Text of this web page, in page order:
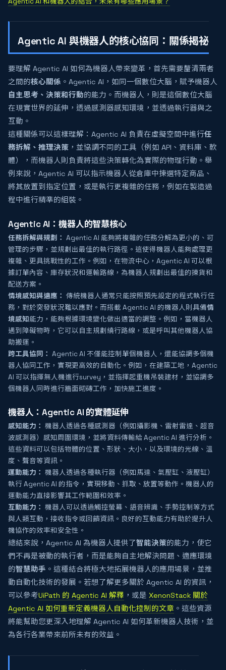
Agentic AI 與機器人的核心協同：關係揭祕
要理解 Agentic AI 如何為機器人帶來變革，首先需要釐清兩者
之間的核心關係 。Agentic AI，如同一個數位大腦，賦予機器人
自主思考、決策和行動的能力。而機器人，則是這個數位大腦
在現實世界的延伸，透過感測器感知環境，並透過執行器與之
互動。
這種關係可以這樣理解：Agentic AI 負責在虛擬空間中進行任
務拆解、推理決策 ，並協調不同的工具（例如 API、資料庫、軟
體），而機器人則負責將這些決策轉化為實際的物理行動。舉
例來說，Agentic AI 可以指示機器人從倉庫中揀選特定商品、
將其放置到指定位置，或是執行更複雜的任務，例如在製造過
程中進行精準的組裝。
Agentic AI：機器人的智慧核心
任務拆解與規劃： Agentic AI 能夠將複雜的任務分解為更小的、可
管理的步驟，並規劃出最佳的執行路徑。這使得機器人能夠處理更
複雜、更具挑戰性的工作。例如，在物流中心，Agentic AI 可以根
據訂單內容、庫存狀況和運輸路線，為機器人規劃出最佳的揀貨和
配送方案。
情境感知與適應： 傳統機器人通常只能按照預先設定的程式執行任
務，對於突發狀況難以應對。而搭載 Agentic AI 的機器人則具備情
境感知能力，能夠根據環境變化做出適當的調整。例如，當機器人
遇到障礙物時，它可以自主規劃繞行路線，或是呼叫其他機器人協
助搬運。
跨工具協同： Agentic AI 不僅能控制單個機器人，還能協調多個機
器人協同工作，實現更高效的自動化。例如，在建築工地，Agentic
AI 可以指揮無人機進行survey，並指揮起重機吊裝建材，並協調多
個機器人同時進行牆面砌磚工作，加快施工進度。
機器人：Agentic AI 的實體延伸
感知能力： 機器人透過各種感測器（例如攝影機、雷射雷達、超音
波感測器）感知周圍環境，並將資料傳輸給 Agentic AI 進行分析。
這些資料可以包括物體的位置、形狀、大小，以及環境的光線、溫
度、聲音等資訊。
運動能力： 機器人透過各種執行器（例如馬達、氣壓缸、液壓缸）
執行 Agentic AI 的指令，實現移動、抓取、放置等動作。機器人的
運動能力直接影響其工作範圍和效率。
互動能力： 機器人可以透過觸控螢幕、語音辨識、手勢控制等方式
與人類互動，接收指令或回饋資訊。良好的互動能力有助於提升人
機協作的效率和安全性。
總結來說，Agentic AI 為機器人提供了智能決策的能力，使它
們不再是被動的執行者，而是能夠自主地解決問題、適應環境
的智慧助手 。這種結合將極大地拓展機器人的應用場景，並推
動自動化技術的發展。若想了解更多關於 Agentic AI 的資訊，
可以參考UiPath 的 Agentic AI 解釋 ，或是 XenonStack 關於
Agentic AI 如何重新定義機器人自動化控制的文章 。這些資源
將能幫助您更深入地理解 Agentic AI 如何革新機器人技術，並
為各行各業帶來前所未有的效益。